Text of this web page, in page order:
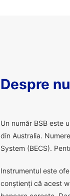
Despre
Un număr BSB este
din Australia.
System (BECS).
Instrumentul este
conștienți că acest